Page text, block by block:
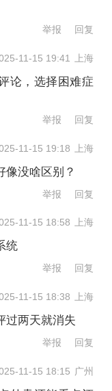
外卖旺季，
加剧。2025
征：补贴战
中补贴大战
与客单价。
因此，冬季
份额，而非
争成为主旋
举报
举报 回复
11-15 19:41 上海
论，选择困难症
举报 回复
11-15 19:18 上海
像没啥区别？
举报 回复
11-15 18:58 上海
统
举报 回复
11-15 18:38 上海
过两天就消失
举报 回复
11-15 18:15 广州